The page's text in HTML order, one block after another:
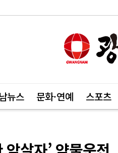
뉴스 문화·연예 스포츠